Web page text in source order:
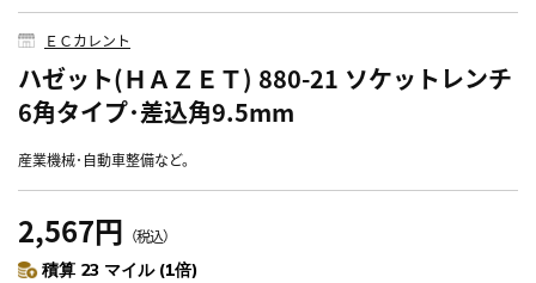
ＥＣカレント
ハゼット(ＨＡＺＥＴ) 880-21 ソケットレンチ
6角タイプ･差込角9.5mm
産業機械･自動車整備など。
2,567円 （税込）
積算 23 マイル (1倍)